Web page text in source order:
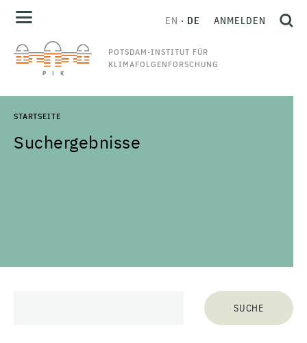
POTSDAM-INSTITUT FÜR
KLIMAFOLGENFORSCHUNG
EN DE ANMELDEN
STARTSEITE
Suchergebnisse